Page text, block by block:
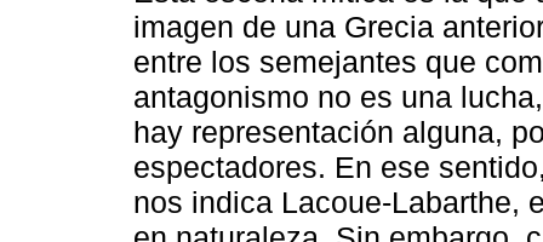
imagen de una Grecia
entre los semejantes que
antagonismo no es una
hay representación alguna,
espectadores. En ese
nos indica Lacoue-Labarthe,